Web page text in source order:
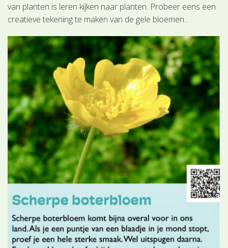
van planten is leren kijken naar planten. Probeer eens een
creatieve tekening te maken van de gele bloemen..